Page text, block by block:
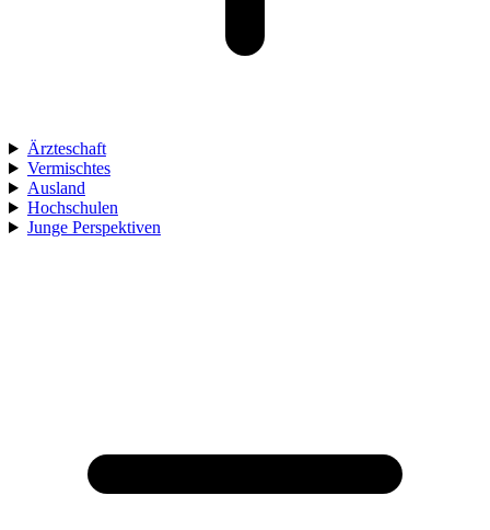
Ärzteschaft
Vermischtes
Ausland
Hochschulen
Junge Perspektiven